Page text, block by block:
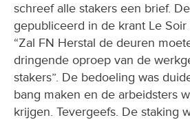
schreef alle stakers een brief.
gepubliceerd in de krant Le
“Zal FN Herstal de deuren
dringende oproep van de
stakers”. De bedoeling was
bang maken en de arbeidsters
krijgen. Tevergeefs. De staking